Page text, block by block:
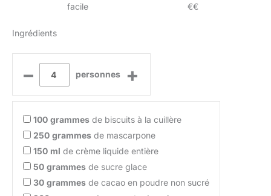
facile €€
Ingrédients
– personnes +
100 grammes de biscuits à la cuillère
250 grammes de mascarpone
150 ml de crème liquide entière
50 grammes de sucre glace
30 grammes de cacao en poudre non sucré